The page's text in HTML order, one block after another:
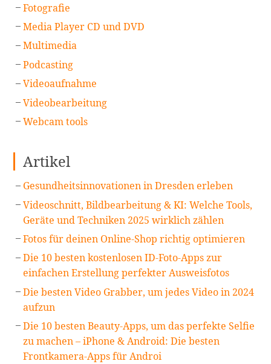
Fotografie
Media Player CD und DVD
Multimedia
Podcasting
Videoaufnahme
Videobearbeitung
Webcam tools
Artikel
Gesundheitsinnovationen in Dresden erleben
Videoschnitt, Bildbearbeitung & KI: Welche Tools,
Geräte und Techniken 2025 wirklich zählen
Fotos für deinen Online-Shop richtig optimieren
Die 10 besten kostenlosen ID-Foto-Apps zur
einfachen Erstellung perfekter Ausweisfotos
Die besten Video Grabber, um jedes Video in 2024
aufzun
Die 10 besten Beauty-Apps, um das perfekte Selfie
zu machen – iPhone & Android: Die besten
Frontkamera-Apps für Androi